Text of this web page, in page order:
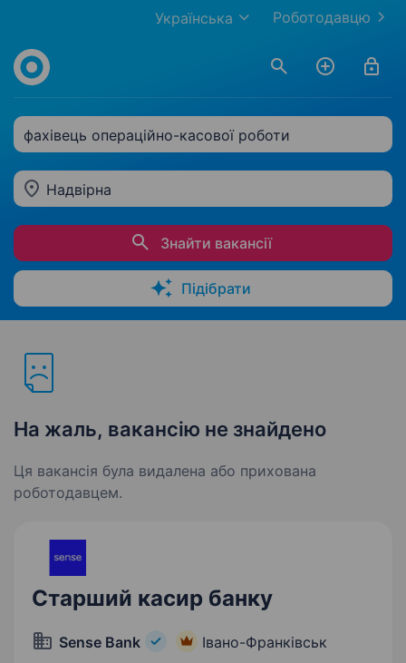
Роботодавцю
Українська
фахівець операційно-касової роботи
Надвірна
Знайти вакансії
Підібрати
На жаль, вакансію не знайдено
Ця вакансія була видалена або прихована
роботодавцем.
Старший касир банку
Sense Bank Івано-Франківськ